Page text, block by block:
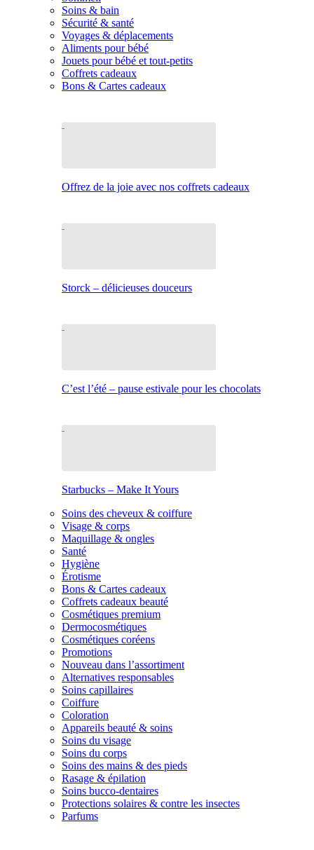
Soins & bain
Sécurité & santé
Voyages & déplacements
Aliments pour bébé
Jouets pour bébé et tout-petits
Coffrets cadeaux
Bons & Cartes cadeaux
Offrez de la joie avec nos coffrets cadeaux
Storck – délicieuses douceurs
C’est l’été – pause estivale pour les chocolats
Starbucks – Make It Yours
Soins des cheveux & coiffure
Visage & corps
Maquillage & ongles
Santé
Hygiène
Érotisme
Bons & Cartes cadeaux
Coffrets cadeaux beauté
Cosmétiques premium
Dermocosmétiques
Cosmétiques coréens
Promotions
Nouveau dans l’assortiment
Alternatives responsables
Soins capillaires
Coiffure
Coloration
Appareils beauté & soins
Soins du visage
Soins du corps
Soins des mains & des pieds
Rasage & épilation
Soins bucco-dentaires
Protections solaires & contre les insectes
Parfums